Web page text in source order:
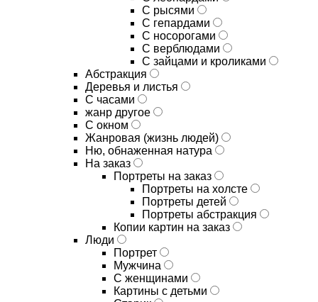
С рысями
С гепардами
С носорогами
С верблюдами
С зайцами и кроликами
Абстракция
Деревья и листья
С часами
жанр другое
С окном
Жанровая (жизнь людей)
Ню, обнаженная натура
На заказ
Портреты на заказ
Портреты на холсте
Портреты детей
Портреты абстракция
Копии картин на заказ
Люди
Портрет
Мужчина
С женщинами
Картины с детьми